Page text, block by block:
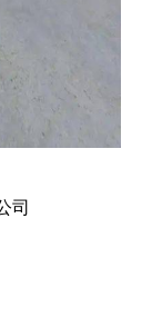
司